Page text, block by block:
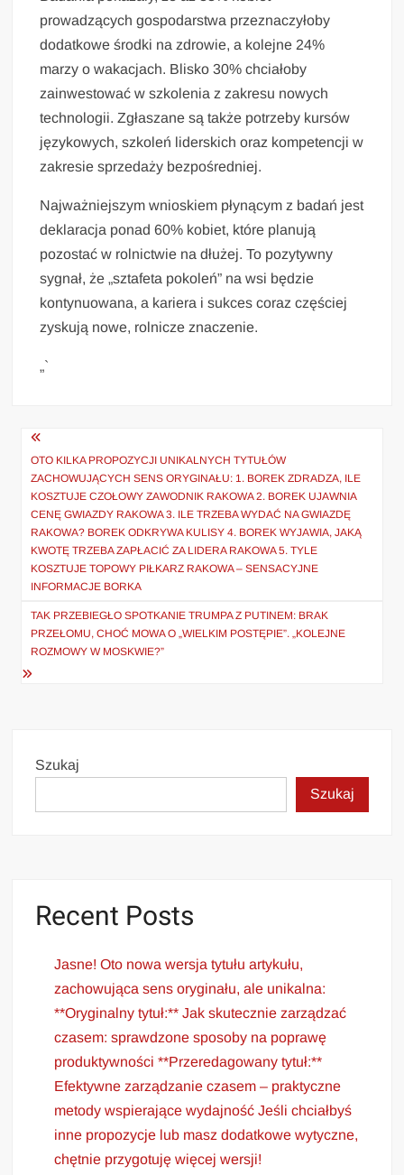
prowadzących gospodarstwa przeznaczyłoby
dodatkowe środki na zdrowie, a kolejne 24%
marzy o wakacjach. Blisko 30% chciałoby
zainwestować w szkolenia z zakresu nowych
technologii. Zgłaszane są także potrzeby kursów
językowych, szkoleń liderskich oraz kompetencji w
zakresie sprzedaży bezpośredniej.
Najważniejszym wnioskiem płynącym z badań jest
deklaracja ponad 60% kobiet, które planują
pozostać w rolnictwie na dłużej. To pozytywny
sygnał, że „sztafeta pokoleń” na wsi będzie
kontynuowana, a kariera i sukces coraz częściej
zyskują nowe, rolnicze znaczenie.
„`
Nawigacja
wpisu
OTO KILKA PROPOZYCJI UNIKALNYCH TYTUŁÓW
ZACHOWUJĄCYCH SENS ORYGINAŁU: 1. BOREK ZDRADZA, ILE
KOSZTUJE CZOŁOWY ZAWODNIK RAKOWA 2. BOREK UJAWNIA
CENĘ GWIAZDY RAKOWA 3. ILE TRZEBA WYDAĆ NA GWIAZDĘ
RAKOWA? BOREK ODKRYWA KULISY 4. BOREK WYJAWIA, JAKĄ
KWOTĘ TRZEBA ZAPŁACIĆ ZA LIDERA RAKOWA 5. TYLE
KOSZTUJE TOPOWY PIŁKARZ RAKOWA – SENSACYJNE
INFORMACJE BORKA
TAK PRZEBIEGŁO SPOTKANIE TRUMPA Z PUTINEM: BRAK
PRZEŁOMU, CHOĆ MOWA O „WIELKIM POSTĘPIE”. „KOLEJNE
ROZMOWY W MOSKWIE?”
Szukaj
Szukaj
Recent Posts
Jasne! Oto nowa wersja tytułu artykułu,
zachowująca sens oryginału, ale unikalna:
**Oryginalny tytuł:** Jak skutecznie zarządzać
czasem: sprawdzone sposoby na poprawę
produktywności **Przeredagowany tytuł:**
Efektywne zarządzanie czasem – praktyczne
metody wspierające wydajność Jeśli chciałbyś
inne propozycje lub masz dodatkowe wytyczne,
chętnie przygotuję więcej wersji!